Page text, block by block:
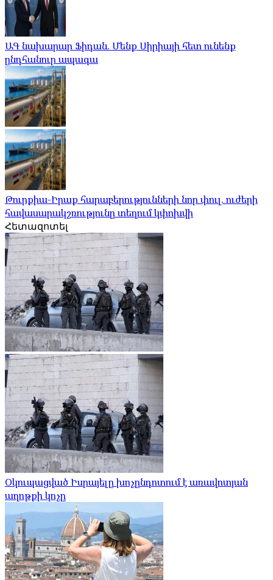
ԱԳ նախարար Ֆիդան. Մենք Սիրիայի հետ ունենք
ընդհանուր ապագա
Թուրքիա-Իրաք հարաբերությունների նոր փուլ. ուժերի
հավասարակշռությունը տեղում կփոխվի
Հետազոտել
Օկուպացված Իսրայելը խոչընդոտում է առավոտյան
աղոթքի կոչը